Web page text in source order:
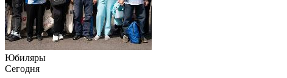
Юбиляры
Сегодня